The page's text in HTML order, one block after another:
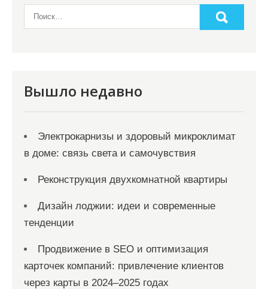
Вышло недавно
Электрокарнизы и здоровый микроклимат
в доме: связь света и самочувствия
Реконструкция двухкомнатной квартиры
Дизайн лоджии: идеи и современные
тенденции
Продвижение в SEO и оптимизация
карточек компаний: привлечение клиентов
через карты в 2024–2025 годах